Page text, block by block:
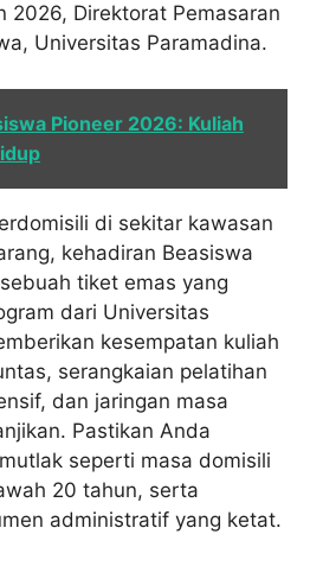
2026, Direktorat Pemasaran
Universitas Paramadina.
Pioneer 2026: Kuliah
di sekitar kawasan
kehadiran Beasiswa
tiket emas yang
dari Universitas
kesempatan kuliah
serangkaian pelatihan
dan jaringan masa
Pastikan Anda
seperti masa domisili
20 tahun, serta
administratif yang ketat.